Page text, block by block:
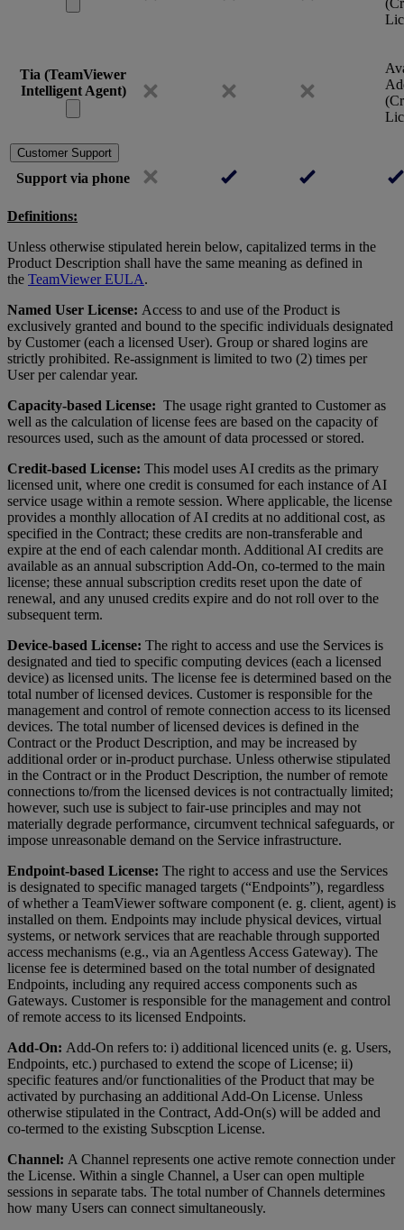
Tia (TeamViewer
Intelligent Agent)
Customer Support
Support via phone
Definitions:
Unless otherwise stipulated herein below, capitalized terms in the
Product Description shall have the same meaning as defined in
the TeamViewer EULA.
Named User License: Access to and use of the Product is
exclusively granted and bound to the specific individuals designated
by Customer (each a licensed User). Group or shared logins are
strictly prohibited. Re-assignment is limited to two (2) times per
User per calendar year.
Capacity-based License: The usage right granted to Customer as
well as the calculation of license fees are based on the capacity of
resources used, such as the amount of data processed or stored.
Credit-based License: This model uses AI credits as the primary
licensed unit, where one credit is consumed for each instance of AI
service usage within a remote session. Where applicable, the license
provides a monthly allocation of AI credits at no additional cost, as
specified in the Contract; these credits are non-transferable and
expire at the end of each calendar month. Additional AI credits are
available as an annual subscription Add-On, co-termed to the main
license; these annual subscription credits reset upon the date of
renewal, and any unused credits expire and do not roll over to the
subsequent term.
Device-based License: The right to access and use the Services is
designated and tied to specific computing devices (each a licensed
device) as licensed units. The license fee is determined based on the
total number of licensed devices. Customer is responsible for the
management and control of remote connection access to its licensed
devices. The total number of licensed devices is defined in the
Contract or the Product Description, and may be increased by
additional order or in-product purchase. Unless otherwise stipulated
in the Contract or in the Product Description, the number of remote
connections to/from the licensed devices is not contractually limited;
however, such use is subject to fair-use principles and may not
materially degrade performance, circumvent technical safeguards, or
impose unreasonable demand on the Service infrastructure.
Endpoint-based License: The right to access and use the Services
is designated to specific managed targets (“Endpoints”), regardless
of whether a TeamViewer software component (e. g. client, agent) is
installed on them. Endpoints may include physical devices, virtual
systems, or network services that are reachable through supported
access mechanisms (e.g., via an Agentless Access Gateway). The
license fee is determined based on the total number of designated
Endpoints, including any required access components such as
Gateways. Customer is responsible for the management and control
of remote access to its licensed Endpoints.
Add-On: Add-On refers to: i) additional licenced units (e. g. Users,
Endpoints, etc.) purchased to extend the scope of License; ii)
specific features and/or functionalities of the Product that may be
activated by purchasing an additional Add-On License. Unless
otherwise stipulated in the Contract, Add-On(s) will be added and
co-termed to the existing Subscption License.
Channel: A Channel represents one active remote connection under
the License. Within a single Channel, a User can open multiple
sessions in separate tabs. The total number of Channels determines
how many Users can connect simultaneously.